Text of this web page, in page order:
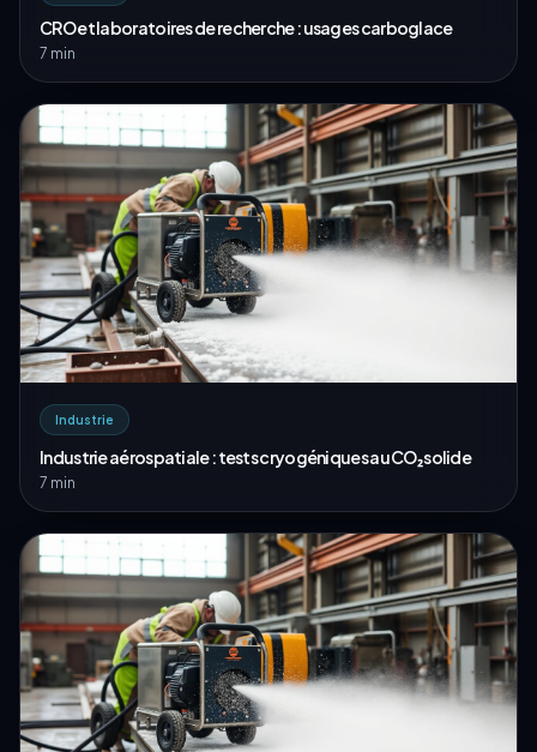
CRO et laboratoires de recherche : usages carboglace
7 min
Industrie
Industrie aérospatiale : tests cryogéniques au CO₂ solide
7 min